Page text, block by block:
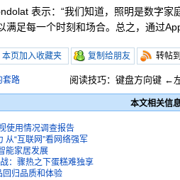
表示：“我们知道，照明是数字家
满足每一个时刻和场合。总之，通过
本页加入收藏夹 复制给朋友 转帖到
套路 阅读技巧：键盘方向键 ←
本文相关信
使用情况调查报告
从“互联网”看网络强军
能家居发展
：骤热之下蛋糕难独享
回归品质和体验